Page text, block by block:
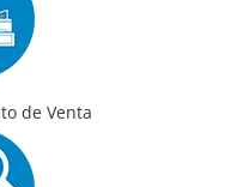
de Venta